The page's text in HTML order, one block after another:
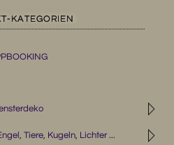
KATEGORIEN
◹
◹
Tiere, Kugeln, Lichter ...